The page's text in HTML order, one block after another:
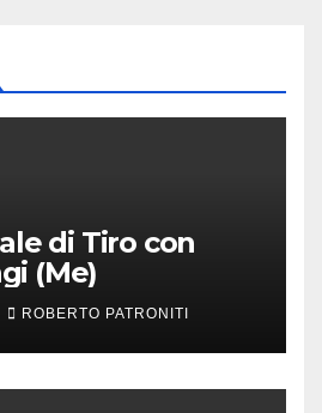
di Tiro con
(Me)
ROBERTO PATRONITI